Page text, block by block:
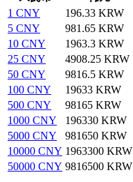
1 CNY
196.33 KRW
5 CNY
981.65 KRW
10 CNY
1963.3 KRW
25 CNY
4908.25 KRW
50 CNY
9816.5 KRW
100 CNY
19633 KRW
500 CNY
98165 KRW
1000 CNY
196330 KRW
5000 CNY
981650 KRW
10000 CNY 1963300 KRW
50000 CNY 9816500 KRW